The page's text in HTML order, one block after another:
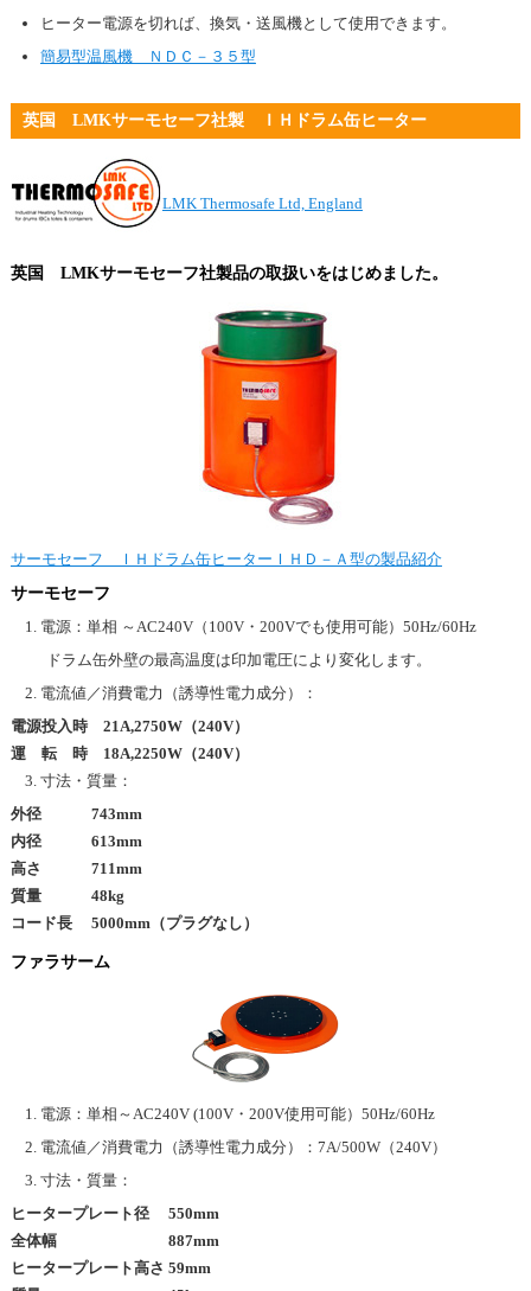
ヒーター電源を切れば、換気・送風機として使用できます。
簡易型温風機 ＮＤＣ－３５型
英国 LMKサーモセーフ社製 ＩＨドラム缶ヒーター
LMK Thermosafe Ltd, England
英国 LMKサーモセーフ社製品の取扱いをはじめました。
サーモセーフ ＩＨドラム缶ヒーターＩＨＤ－Ａ型の製品紹介
サーモセーフ
電源：単相 ～AC240V（100V・200Vでも使用可能）50Hz/60Hz
ドラム缶外壁の最高温度は印加電圧により変化します。
電流値／消費電力（誘導性電力成分）：
電源投入時 21A,2750W（240V）
運 転 時 18A,2250W（240V）
寸法・質量：
外径 743mm
内径 613mm
高さ 711mm
質量 48kg
コード長 5000mm（プラグなし）
ファラサーム
電源：単相～AC240V (100V・200V使用可能）50Hz/60Hz
電流値／消費電力（誘導性電力成分）：7A/500W（240V）
寸法・質量：
ヒータープレート径 550mm
全体幅 887mm
ヒータープレート高さ 59mm